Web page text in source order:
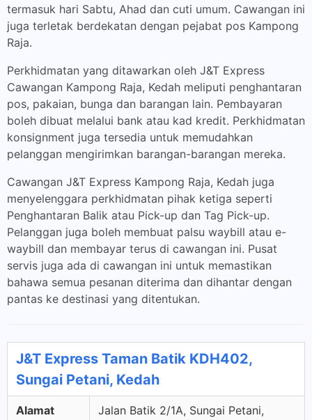
termasuk hari Sabtu, Ahad dan cuti umum. Cawangan ini
juga terletak berdekatan dengan pejabat pos Kampong
Raja.
Perkhidmatan yang ditawarkan oleh J&T Express
Cawangan Kampong Raja, Kedah meliputi penghantaran
pos, pakaian, bunga dan barangan lain. Pembayaran
boleh dibuat melalui bank atau kad kredit. Perkhidmatan
konsignment juga tersedia untuk memudahkan
pelanggan mengirimkan barangan-barangan mereka.
Cawangan J&T Express Kampong Raja, Kedah juga
menyelenggara perkhidmatan pihak ketiga seperti
Penghantaran Balik atau Pick-up dan Tag Pick-up.
Pelanggan juga boleh membuat palsu waybill atau e-
waybill dan membayar terus di cawangan ini. Pusat
servis juga ada di cawangan ini untuk memastikan
bahawa semua pesanan diterima dan dihantar dengan
pantas ke destinasi yang ditentukan.
J&T Express Taman Batik KDH402,
Sungai Petani, Kedah
Alamat Jalan Batik 2/1A, Sungai Petani,